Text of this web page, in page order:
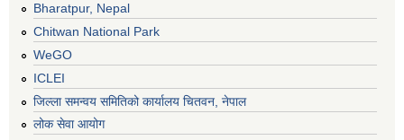
Bharatpur, Nepal
Chitwan National Park
WeGO
ICLEI
जिल्ला समन्वय समितिको कार्यालय चितवन, नेपाल
लोक सेवा आयोग